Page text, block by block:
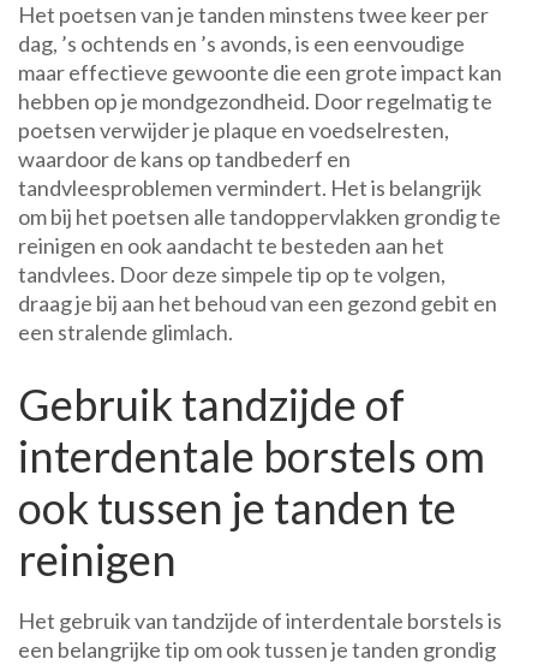
Het poetsen van je tanden minstens twee keer per
dag, ’s ochtends en ’s avonds, is een eenvoudige
maar effectieve gewoonte die een grote impact kan
hebben op je mondgezondheid. Door regelmatig te
poetsen verwijder je plaque en voedselresten,
waardoor de kans op tandbederf en
tandvleesproblemen vermindert. Het is belangrijk
om bij het poetsen alle tandoppervlakken grondig te
reinigen en ook aandacht te besteden aan het
tandvlees. Door deze simpele tip op te volgen,
draag je bij aan het behoud van een gezond gebit en
een stralende glimlach.
Gebruik tandzijde of
interdentale borstels om
ook tussen je tanden te
reinigen
Het gebruik van tandzijde of interdentale borstels is
een belangrijke tip om ook tussen je tanden grondig